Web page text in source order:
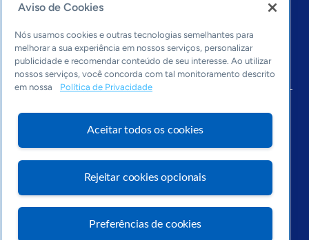
Economia & Política
Inovação & Tecnologia
Cultura empreendedora
Dados
Arquivo
Aviso de Cookies
Nós usamos cookies e outras tecnologias semelhantes para
melhorar a sua experiência em nossos serviços, personalizar
publicidade e recomendar conteúdo de seu interesse. Ao utilizar
nossos serviços, você concorda com tal monitoramento descrito
em nossa
Política de Privacidade
Aceitar todos os cookies
Rejeitar cookies opcionais
Preferências de cookies